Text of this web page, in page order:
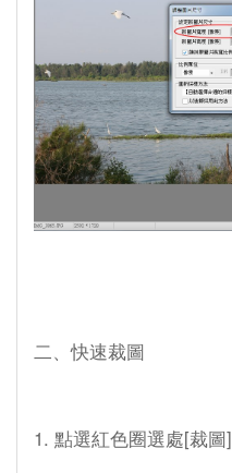
二、快速裁圖
1. 點選紅色圈選處[裁圖]